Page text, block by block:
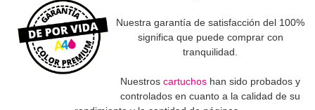
Nuestra garantía de satisfacción del 100%
significa que puede comprar con
tranquilidad.
Nuestros cartuchos han sido probados y
controlados en cuanto a la calidad de su